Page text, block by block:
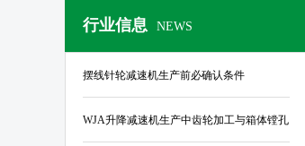
行业信息 NEWS
摆线针轮减速机生产前必确认条件
WJA升降减速机生产中齿轮加工与箱体镗孔